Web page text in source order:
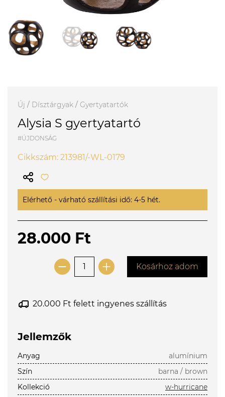
Új / Dísztárgyak / Gyertyatartók
Alysia S gyertyatartó
#ÚJDONSÁG
Cikkszám: 213981/-WL-0179
Elérhető - várható szállítási idő: 4-5 hét.
28.000 Ft
Kosárhoz adom
20.000 Ft felett ingyenes szállítás
Jellemzők
Anyag
alumínium
Szín
barna / brown
Kollekció
w-hurricane